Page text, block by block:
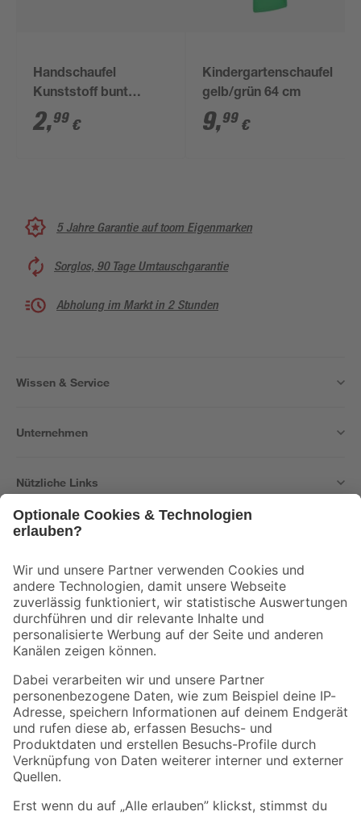
Handschaufel
Kunststoff bunt
sortiert
2,99 €
Kindergartenschaufel
gelb/grün 64 cm
9,99 €
5 Jahre Garantie auf toom Eigenmarken
Sorglos, 90 Tage Umtauschgarantie
Abholung im Markt in 2 Stunden
Wissen & Service
Unternehmen
Nützliche Links
Der toom Newsletter: Keine Angebote und Aktionen mehr verpassen!
Zur Newsletter Anmeldung
Folge uns
Zahlungsarten Versandarten
Sicher einkaufen